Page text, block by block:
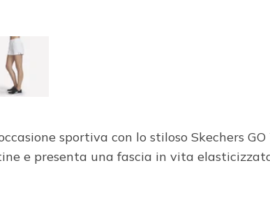
sportiva con lo stiloso Skechers
e presenta una fascia in vita